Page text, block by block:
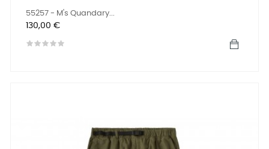
55257 - M's Quandary...
Preis
130,00 €